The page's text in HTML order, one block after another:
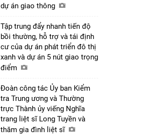
dự án giao thông
Tập trung đẩy nhanh tiến độ
bồi thường, hỗ trợ và tái định
cư của dự án phát triển đô thị
xanh và dự án 5 nút giao trọng
điểm
Đoàn công tác Ủy ban Kiểm
tra Trung ương và Thường
trực Thành ủy viếng Nghĩa
trang liệt sĩ Long Tuyền và
thăm gia đình liệt sĩ